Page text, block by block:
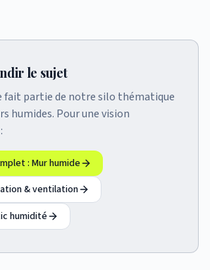
le sujet
fait partie de notre silo thématique
humides. Pour une vision
: Mur humide
& ventilation
humidité